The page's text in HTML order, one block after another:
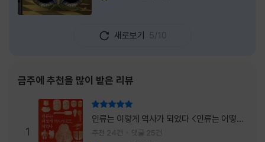
는 과정에서 나오미가 다치게 되자, 고스케는
모든 책임을 지고 형사직에서 물러난다. 하지만
을 받게 된다. 그렇게 끝난 4권 이후, 나는 5권
이 출간되기만을 기다렸다. 형사가 아닌 호텔리
어가 된 닛타 고스케의 모습이 무척 궁금했기
때문이다. 그동안 호텔에서 잠복 수사를 하며
어설픈 호텔리어의 가면을 쓰고 있었다면, 이제
는 가면
새로보기 5/10
금주에 추천을 많이 받은 리뷰
1
인류는 이렇게 역사가 되었다 <인류는 어떻게
역사가 되었나>
추천 24건 댓글 25건